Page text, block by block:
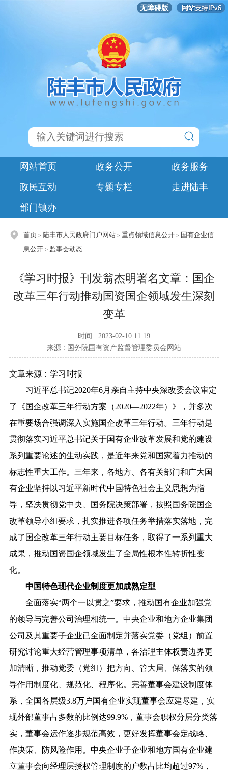
无障碍版
网站首页 政务公开
政务服务
政民互动
专题专栏
走进陆丰
部门镇办
首页 > 陆丰市人民政府门户网站 >重点领域信息公开 > 国有企业信
息公开 > 监事会动态
《学习时报》刊发翁杰明署名文章：国企
改革三年行动推动国资国企领域发生深刻
变革
时间 : 2023-02-10 11:19
来源 : 国务院国有资产监督管理委员会网站
文章来源：学习时报
习近平总书记2020年6月亲自主持中央深改委会议审定
了《国企改革三年行动方案（2020—2022年）》，并多次
在重要场合强调深入实施国企改革三年行动。三年行动是
贯彻落实习近平总书记关于国有企业改革发展和党的建设
系列重要论述的生动实践，是近年来党和国家着力推动的
标志性重大工作。三年来，各地方、各有关部门和广大国
有企业坚持以习近平新时代中国特色社会主义思想为指
导，坚决贯彻党中央、国务院决策部署，按照国务院国企
改革领导小组要求，扎实推进各项任务举措落实落地，完
成了国企改革三年行动主要目标任务，取得了一系列重大
成果，推动国资国企领域发生了全局性根本性转折性变
化。
中国特色现代企业制度更加成熟定型
全面落实“两个一以贯之”要求，推动国有企业加强党
的领导与完善公司治理相统一。中央企业和地方企业集团
公司及其重要子企业已全面制定并落实党委（党组）前置
研究讨论重大经营管理事项清单，各治理主体权责边界更
加清晰，推动党委（党组）把方向、管大局、保落实的领
导作用制度化、规范化、程序化。完善董事会建设制度体
系，全国各层级3.8万户国有企业实现董事会应建尽建，实
现外部董事占多数的比例达99.9%，董事会职权分层分类落
实，董事会运作逐步规范高效，更好发挥董事会定战略、
作决策、防风险作用。中央企业子企业和地方国有企业建
立董事会向经理层授权管理制度的户数占比均超过97%，